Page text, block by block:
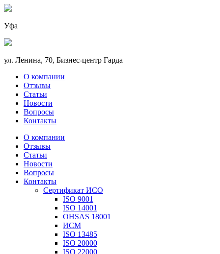
Уфа
ул. Ленина, 70, Бизнес-центр Гарда
О компании
Отзывы
Статьи
Новости
Вопросы
Контакты
О компании
Отзывы
Статьи
Новости
Вопросы
Контакты
Сертификат ИСО
ISO 9001
ISO 14001
OHSAS 18001
ИСМ
ISO 13485
ISO 20000
ISO 22000